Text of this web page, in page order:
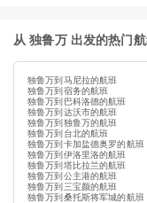
从 独鲁万 出发的热门
独鲁万到马尼拉的航班
独鲁万到宿务的航班
独鲁万到巴科洛德的航班
独鲁万到达沃市的航班
独鲁万到独鲁万的航班
独鲁万到台北的航班
独鲁万到卡加盐德奥罗的航班
独鲁万到伊洛里洛的航班
独鲁万到塔比拉兰的航班
独鲁万到公主港的航班
独鲁万到三宝颜的航班
独鲁万到桑托斯将军城的航班